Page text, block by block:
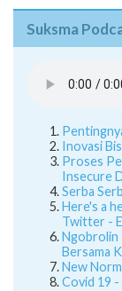
Suksma
Inovasi
Proses
Insecure
Serba
Here's a
Twitter -
Ngobrolin
Bersama
New
Covid 19 -